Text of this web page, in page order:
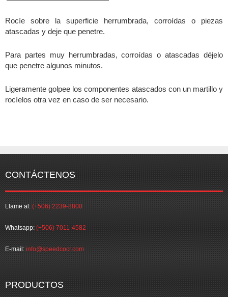
Rocíe sobre la superficie herrumbrada, corroídas o piezas
atascadas y deje que penetre.
Para partes muy herrumbradas, corroídas o atascadas déjelo
que penetre algunos minutos.
Ligeramente golpee los componentes atascados con un martillo y
rocíelos otra vez en caso de ser necesario.
CONTÁCTENOS
Llame al: (+506) 2239-8800
Whatsapp: (+506) 7011-4582
E-mail: info@speedcocr.com
PRODUCTOS